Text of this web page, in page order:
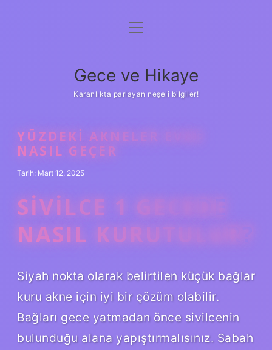
Anasayfa
Yasal Uyarı
menüyü
Gece ve Hikaye
Karanlıkta parlayan neşeli bilgiler!
YÜZDEKI AKNELER EVDE
NASIL GEÇER
Tarih: Mart 12, 2025
SIVILCE 1 GECEDE
NASIL KURUTULUR?
Siyah nokta olarak belirtilen küçük bağlar
kuru akne için iyi bir çözüm olabilir.
Bağları gece yatmadan önce sivilcenin
bulunduğu alana yapıştırmalısınız. Sabah